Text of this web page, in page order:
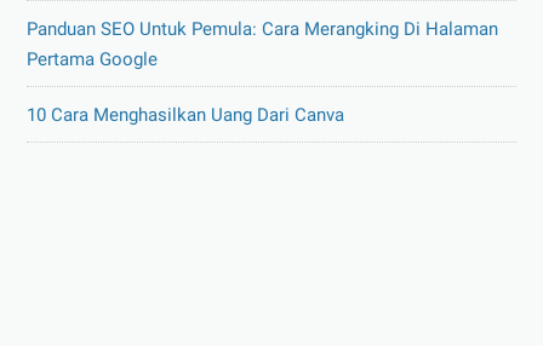
Panduan SEO Untuk Pemula: Cara Merangking Di Halaman
Pertama Google
10 Cara Menghasilkan Uang Dari Canva